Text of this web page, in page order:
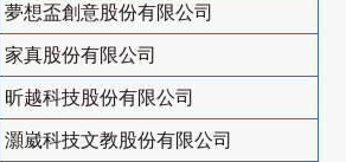
夢想盃創意股份有限公司
家真股份有限公司
昕越科技股份有限公司
灝崴科技文教股份有限公司